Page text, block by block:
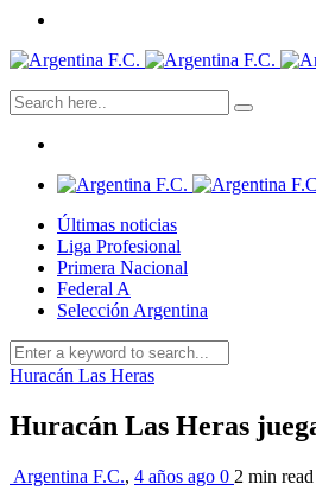
Últimas noticias
Liga Profesional
Primera Nacional
Federal A
Selección Argentina
Huracán Las Heras
Huracán Las Heras
Argentina F.C., 4 años ago 0 2 min read